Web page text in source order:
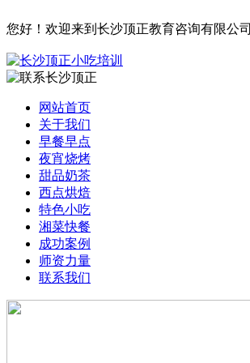
您好！欢迎来到 长沙顶正教育咨询有限公司
网站首页
关于我们
早餐早点
夜宵烧烤
甜品奶茶
西点烘焙
特色小吃
湘菜快餐
成功案例
师资力量
联系我们